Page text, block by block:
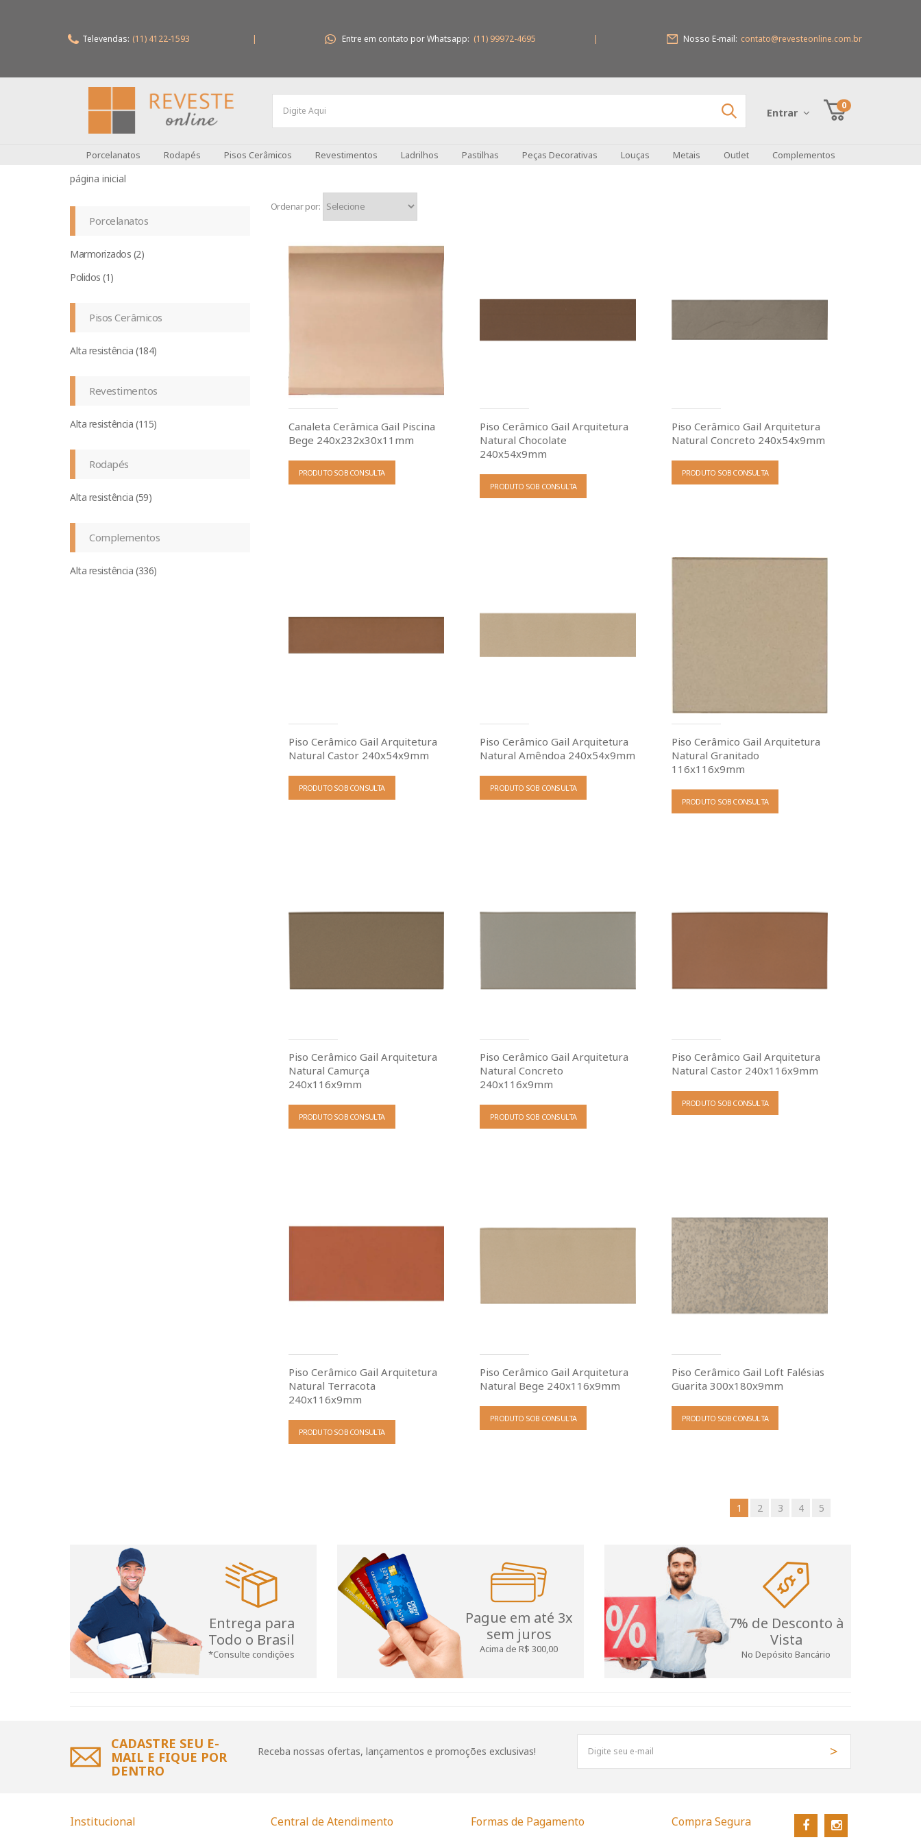
Televendas: (11) 4122-1593 | Entre em contato por Whatsapp: (11) 99972-4695 | Nosso E-mail: contato@revesteonline.com.br
Entrar
0
Porcelanatos Rodapés Pisos Cerâmicos Revestimentos Ladrilhos Pastilhas Peças Decorativas Louças Metais Outlet Complementos
Porcelanatos
Marmorizados (2)
Polidos (1)
Pisos Cerâmicos
Alta resistência (184)
Revestimentos
Alta resistência (115)
Rodapés
Alta resistência (59)
Complementos
Alta resistência (336)
Ordenar por:
Canaleta Cerâmica Gail Piscina
Bege 240x232x30x11mm
PRODUTO SOB CONSULTA
Piso Cerâmico Gail Arquitetura
Natural Chocolate
240x54x9mm
PRODUTO SOB CONSULTA
Piso Cerâmico Gail Arquitetura
Natural Concreto 240x54x9mm
PRODUTO SOB CONSULTA
Piso Cerâmico Gail Arquitetura
Natural Castor 240x54x9mm
PRODUTO SOB CONSULTA
Piso Cerâmico Gail Arquitetura
Natural Amêndoa 240x54x9mm
PRODUTO SOB CONSULTA
Piso Cerâmico Gail Arquitetura
Natural Granitado
116x116x9mm
PRODUTO SOB CONSULTA
Piso Cerâmico Gail Arquitetura
Natural Camurça
240x116x9mm
PRODUTO SOB CONSULTA
Piso Cerâmico Gail Arquitetura
Natural Concreto
240x116x9mm
PRODUTO SOB CONSULTA
Piso Cerâmico Gail Arquitetura
Natural Castor 240x116x9mm
PRODUTO SOB CONSULTA
Piso Cerâmico Gail Arquitetura
Natural Terracota
240x116x9mm
PRODUTO SOB CONSULTA
Piso Cerâmico Gail Arquitetura
Natural Bege 240x116x9mm
PRODUTO SOB CONSULTA
Piso Cerâmico Gail Loft Falésias
Guarita 300x180x9mm
PRODUTO SOB CONSULTA
1 2 3 4 5
Entrega para
Todo o Brasil
*Consulte condições
Pague em até 3x
sem juros
Acima de R$ 300,00
7% de Desconto à
Vista
No Depósito Bancário
CADASTRE SEU E-
MAIL E FIQUE POR
DENTRO
Receba nossas ofertas, lançamentos e promoções exclusivas!
Institucional Central de Atendimento Formas de Pagamento Compra Segura